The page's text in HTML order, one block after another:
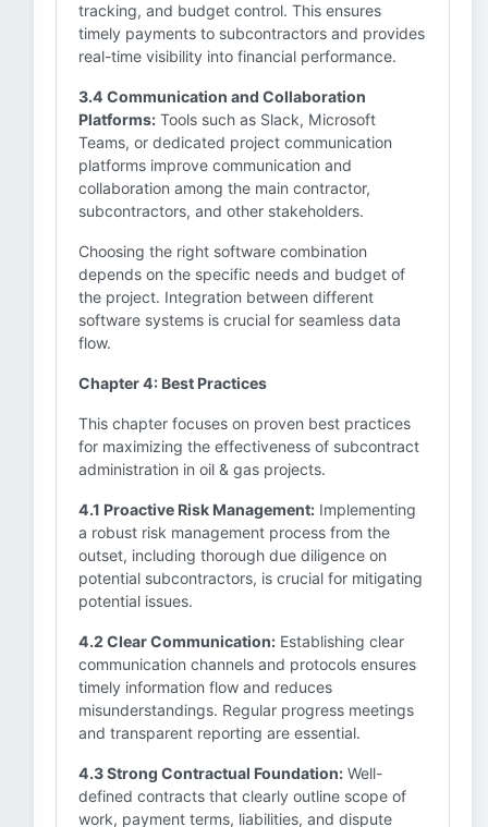
tracking, and budget control. This ensures
timely payments to subcontractors and provides
real-time visibility into financial performance.
3.4 Communication and Collaboration
Platforms: Tools such as Slack, Microsoft
Teams, or dedicated project communication
platforms improve communication and
collaboration among the main contractor,
subcontractors, and other stakeholders.
Choosing the right software combination
depends on the specific needs and budget of
the project. Integration between different
software systems is crucial for seamless data
flow.
Chapter 4: Best Practices
This chapter focuses on proven best practices
for maximizing the effectiveness of subcontract
administration in oil & gas projects.
4.1 Proactive Risk Management: Implementing
a robust risk management process from the
outset, including thorough due diligence on
potential subcontractors, is crucial for mitigating
potential issues.
4.2 Clear Communication: Establishing clear
communication channels and protocols ensures
timely information flow and reduces
misunderstandings. Regular progress meetings
and transparent reporting are essential.
4.3 Strong Contractual Foundation: Well-
defined contracts that clearly outline scope of
work, payment terms, liabilities, and dispute